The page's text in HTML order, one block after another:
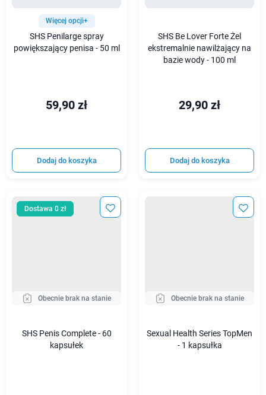
Więcej opcji+
SHS Penilarge spray
powiększający penisa - 50 ml
59,90 zł
Dodaj do koszyka
SHS Be Lover Forte Żel
ekstremalnie nawilżający na
bazie wody - 100 ml
29,90 zł
Dodaj do koszyka
Obecnie brak na stanie
Dostawa 0 zł
SHS Penis Complete - 60
kapsułek
Obecnie brak na stanie
Sexual Health Series TopMen
- 1 kapsułka